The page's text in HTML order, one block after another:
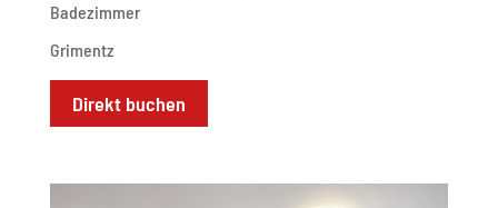
Badezimmer
Grimentz
Direkt buchen